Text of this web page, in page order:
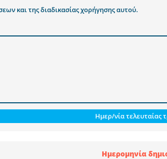
και της διαδικασίας χορήγησης αυτού.
Ημερ/νία τελευταίας
Ημερομηνία